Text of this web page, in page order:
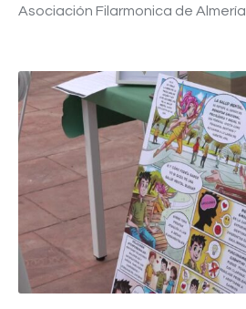
Asociación Filarmonica de Almería